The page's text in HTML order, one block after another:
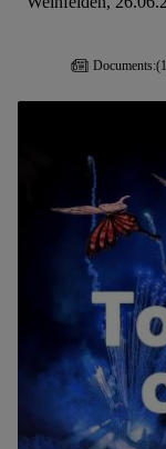
Documents: